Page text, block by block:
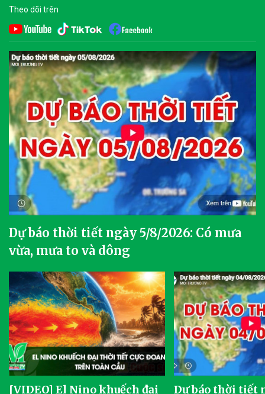
Theo dõi trên
Dự báo thời tiết ngày 5/8/2026: Có mưa
vừa, mưa to và dông
[VIDEO] El Nino khuếch đại
Dự báo thời tiết